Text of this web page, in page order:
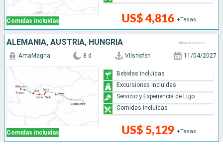
Comidas incluidas US$ 4,816 +Tasas
ALEMANIA, AUSTRIA, HUNGRÍA
Comidas incluidas
AmaMagna 8 d Vilshofen 11/04/2027
US$ 5,129 +Tasas
Bebidas incluidas
Excursiones incluidas
Servicio y Experiencia de Lujo
Comidas incluidas